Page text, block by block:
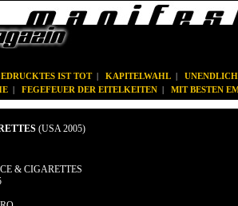
IST TOT| KAPITELWAHL |
| FEGEFEUER DER EITELKEITEN | MIT BESTEN
(USA 2005)
& CIGARETTES